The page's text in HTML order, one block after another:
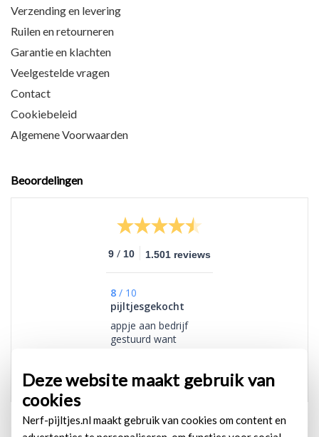
Deze website maakt gebruik van
cookies
Nerf-pijltjes.nl maakt gebruik van cookies om content en
Verzending en levering
Ruilen en retourneren
Garantie en klachten
Veelgestelde vragen
Contact
Cookiebeleid
Algemene Voorwaarden
Beoordelingen
9 / 10 1.501 reviews
8 / 10
pijltjesgekocht
appje aan bedrijf
gestuurd want
koningsdag,
medewerker raadde
met goeie link, en ze
paste, top